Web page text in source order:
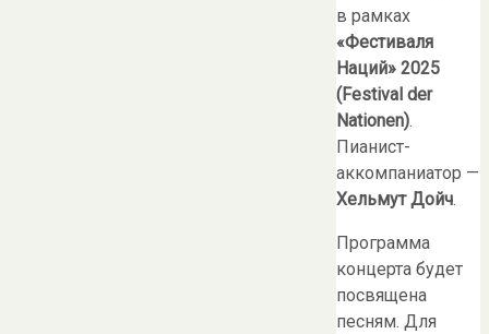
в рамках
«Фестиваля
Наций» 2025
(Festival der
Nationen).
Пианист-
аккомпаниатор —
Хельмут Дойч.
Программа
концерта будет
посвящена
песням. Для